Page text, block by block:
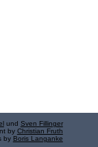
und Sven Fillinger
by Christian Fruth
by Boris Langanke